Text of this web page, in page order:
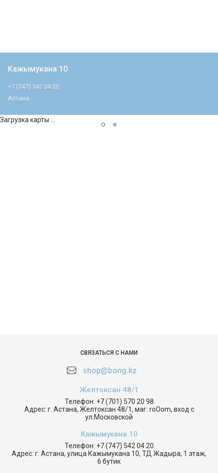
Кажымукана 10
+7 (747) 542 04 20
Астана
Загрузка карты ...
СВЯЗАТЬСЯ С НАМИ
shop@bong.kz
Желтоксан 48/1
Телефон: +7 (701) 570 20 98
Адрес: г. Астана, Желтоксан 48/1, маг. roOom, вход с
ул.Московской
Кажымукана 10
Телефон: +7 (747) 542 04 20
Адрес: г. Астана, улица Кажымукана 10, ТД Жадыра, 1 этаж,
6 бутик